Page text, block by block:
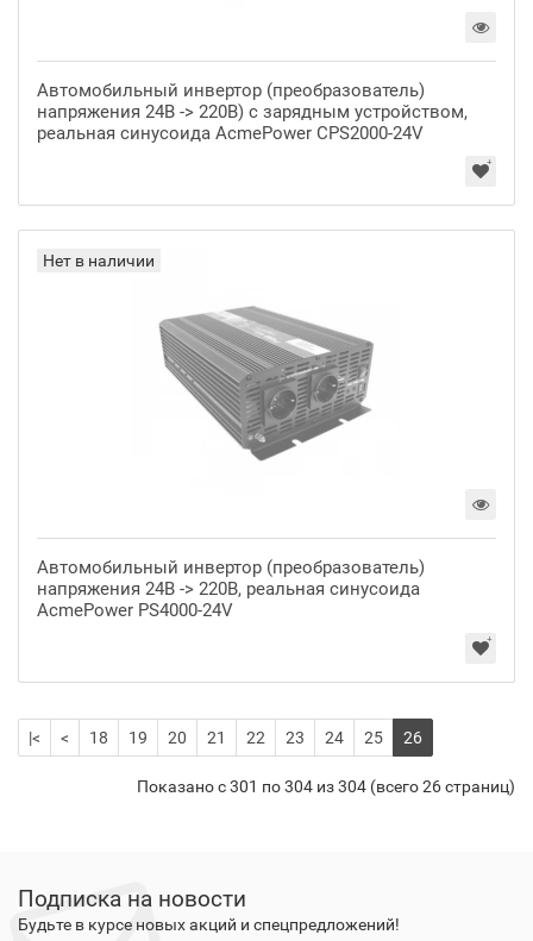
Автомобильный инвертор (преобразователь)
напряжения 24В -> 220В) с зарядным устройством,
реальная синусоида AcmePower CPS2000-24V
Нет в наличии
Автомобильный инвертор (преобразователь)
напряжения 24В -> 220В, реальная синусоида
AcmePower PS4000-24V
|< < 18 19 20 21 22 23 24 25 26
Показано с 301 по 304 из 304 (всего 26 страниц)
Подписка на новости
Будьте в курсе новых акций и спецпредложений!